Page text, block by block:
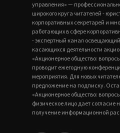
управления» —
широкого круга читателей -
корпоративных секретарей и
работающих в сфере
- экспертный канал
касающихся деятельности
«Акционерное общество:
проводит ежегодную
мероприятия. Для новых
предложение на подписку.
«Акционерное общество:
физическое лицо дает согласие
получение информационной